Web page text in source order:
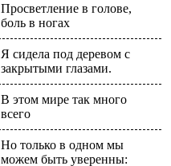
Просветление в голове,
боль в ногах
Я сидела под деревом с
закрытыми глазами.
В этом мире так много
всего
Но только в одном мы
можем быть уверенны: